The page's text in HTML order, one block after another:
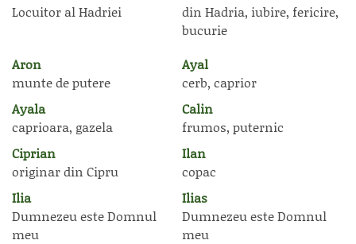
Locuitor al Hadriei
din Hadria, iubire, fericire,
bucurie
Aron
munte de putere
Ayal
cerb, caprior
Ayala
caprioara, gazela
Calin
frumos, puternic
Ciprian
originar din Cipru
Ilan
copac
Ilia
Dumnezeu este Domnul
meu
Ilias
Dumnezeu este Domnul
meu